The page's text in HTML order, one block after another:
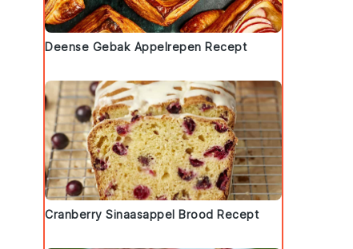
Deense Gebak Appelrepen Recept
Cranberry Sinaasappel Brood Recept